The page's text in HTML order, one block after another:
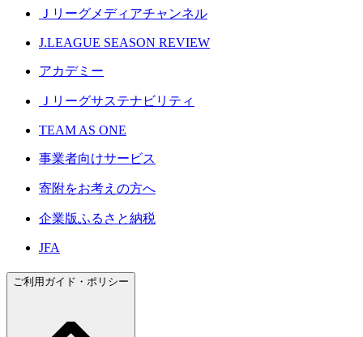
Ｊリーグメディアチャンネル
J.LEAGUE SEASON REVIEW
アカデミー
Ｊリーグサステナビリティ
TEAM AS ONE
事業者向けサービス
寄附をお考えの方へ
企業版ふるさと納税
JFA
ご利用ガイド・ポリシー